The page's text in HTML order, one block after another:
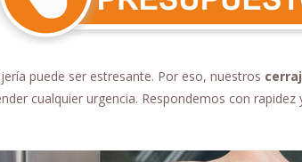
puede ser estresante. Por eso, nuestros
cualquier urgencia. Respondemos con